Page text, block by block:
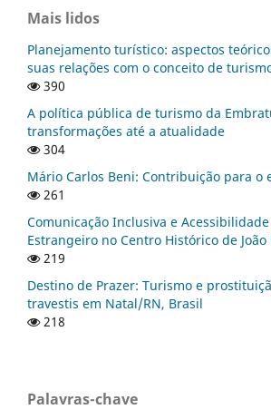
Mais lidos
Planejamento turístico: aspectos
suas relações com o conceito de
390
A política pública de turismo da
transformações até a atualidade
304
Mário Carlos Beni: Contribuição para o
261
Comunicação Inclusiva e
Estrangeiro no Centro Histórico de João
219
Destino de Prazer: Turismo e
travestis em Natal/RN, Brasil
218
Palavras-chave